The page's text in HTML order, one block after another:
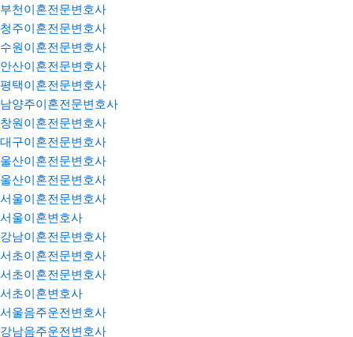
부천이혼전문변호사
청주이혼전문변호사
수원이혼전문변호사
안산이혼전문변호사
평택이혼전문변호사
남양주이혼전문변호사
창원이혼전문변호사
대구이혼전문변호사
울산이혼전문변호사
울산이혼전문변호사
서울이혼전문변호사
서울이혼변호사
강남이혼전문변호사
서초이혼전문변호사
서초이혼전문변호사
서초이혼변호사
서울음주운전변호사
강남음주운전변호사